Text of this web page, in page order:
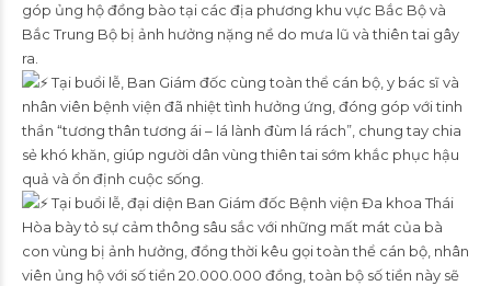
góp ủng hộ đồng bào tại các địa phương khu vực Bắc Bộ và
Bắc Trung Bộ bị ảnh hưởng nặng nề do mưa lũ và thiên tai gây
ra.
Tại buổi lễ, Ban Giám đốc cùng toàn thể cán bộ, y bác sĩ và
nhân viên bệnh viện đã nhiệt tình hưởng ứng, đóng góp với tinh
thần “tương thân tương ái – lá lành đùm lá rách”, chung tay chia
sẻ khó khăn, giúp người dân vùng thiên tai sớm khắc phục hậu
quả và ổn định cuộc sống.
Tại buổi lễ, đại diện Ban Giám đốc Bệnh viện Đa khoa Thái
Hòa bày tỏ sự cảm thông sâu sắc với những mất mát của bà
con vùng bị ảnh hưởng, đồng thời kêu gọi toàn thể cán bộ, nhân
viên ủng hộ với số tiền 20.000.000 đồng, toàn bộ số tiền này sẽ